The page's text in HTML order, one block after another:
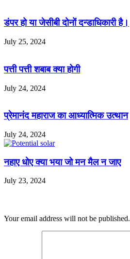
डंपर हो या जेसीबी दोनों दन्डाधिकारी है।
July 25, 2024
पत्ती पत्ती शबाब क्या होगी
July 24, 2024
प्रेमानंद महाराज का आध्यात्मिक उत्थान
July 24, 2024
नहाए धोए क्या भया जो मन मैल न जाए
July 23, 2024
Your email address will not be published.